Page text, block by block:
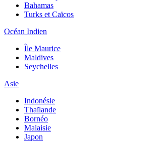
Bahamas
Turks et Caïcos
Océan Indien
Île Maurice
Maldives
Seychelles
Asie
Indonésie
Thaïlande
Bornéo
Malaisie
Japon